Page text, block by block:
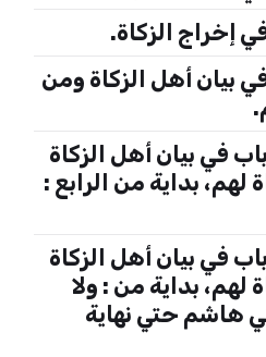
إخراج الزكاة.
بيان أهل الزكاة ومن
في بيان أهل الزكاة
لهم، بداية من الرابع :
في بيان أهل الزكاة
لهم، بداية من : ولا
هاشم حتي نهاية